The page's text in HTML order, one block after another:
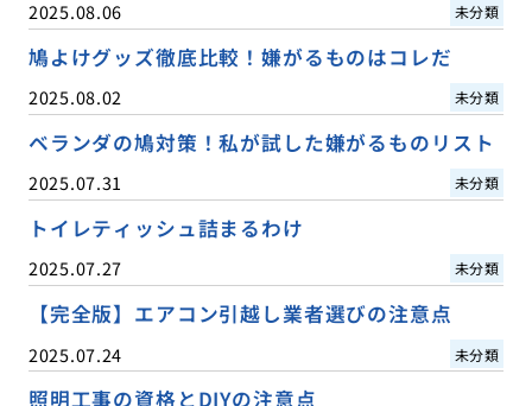
2025.08.06 未分類
鳩よけグッズ徹底比較！嫌がるものはコレだ
2025.08.02 未分類
ベランダの鳩対策！私が試した嫌がるものリスト
2025.07.31 未分類
トイレティッシュ詰まるわけ
2025.07.27 未分類
【完全版】エアコン引越し業者選びの注意点
2025.07.24 未分類
照明工事の資格とDIYの注意点